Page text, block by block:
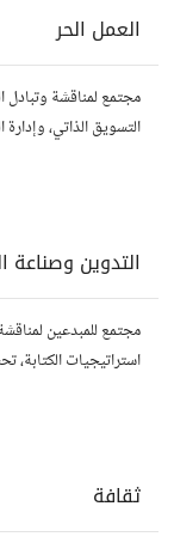
العمل الحر
مجتمع لمناقشة وتبادل
التسويق الذاتي،
التدوين وصناعة
مجتمع للمبدعين
استراتيجيات
ثقافة